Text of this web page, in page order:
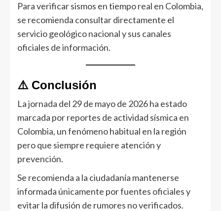
Para verificar sismos en tiempo real en Colombia,
se recomienda consultar directamente el
servicio geológico nacional y sus canales
oficiales de información.
⚠️ Conclusión
La jornada del 29 de mayo de 2026 ha estado
marcada por reportes de actividad sísmica en
Colombia, un fenómeno habitual en la región
pero que siempre requiere atención y
prevención.
Se recomienda a la ciudadanía mantenerse
informada únicamente por fuentes oficiales y
evitar la difusión de rumores no verificados.